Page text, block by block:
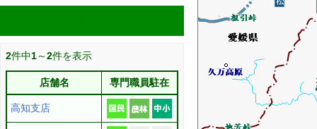
2件中1～2件を表示
店舗名 専門職員駐在
高知支店